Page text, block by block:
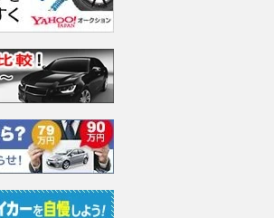
SUV人気の今だからこそ“逆に
兼ね備え むしろ若い世代に刺
さりそうな「低くてカッコいい
国産セダン」3選
2026.08.08 VAGUE